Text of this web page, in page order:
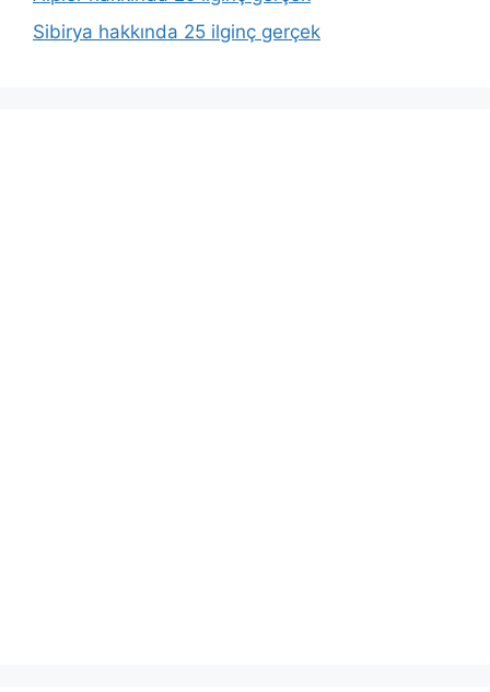
Sibirya hakkında 25 ilginç gerçek